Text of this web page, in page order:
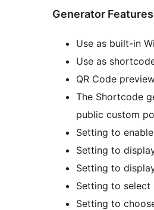
Generator Features
Use as built-in
Use as
QR Code
The Shortcode
public custom
Setting to
Setting to
Setting to
Setting to
Setting to